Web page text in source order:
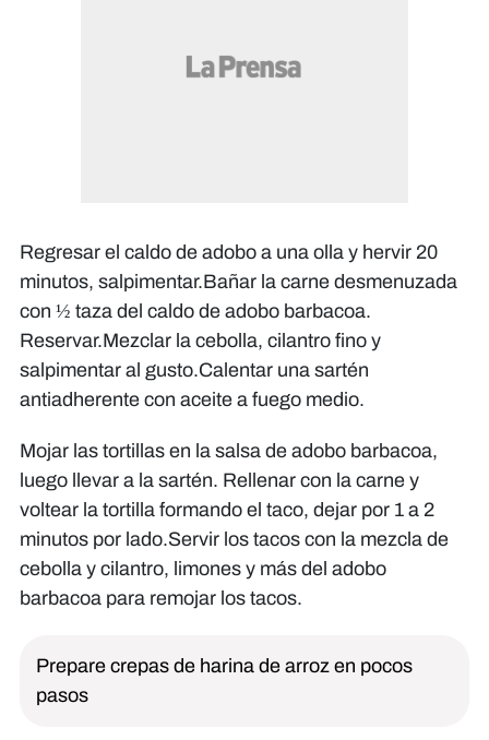
Regresar el caldo de adobo a una olla y hervir 20
minutos, salpimentar.Bañar la carne desmenuzada
con ½ taza del caldo de adobo barbacoa.
Reservar.Mezclar la cebolla, cilantro fino y
salpimentar al gusto.Calentar una sartén
antiadherente con aceite a fuego medio.
Mojar las tortillas en la salsa de adobo barbacoa,
luego llevar a la sartén. Rellenar con la carne y
voltear la tortilla formando el taco, dejar por 1 a 2
minutos por lado.Servir los tacos con la mezcla de
cebolla y cilantro, limones y más del adobo
barbacoa para remojar los tacos.
Prepare crepas de harina de arroz en pocos
pasos